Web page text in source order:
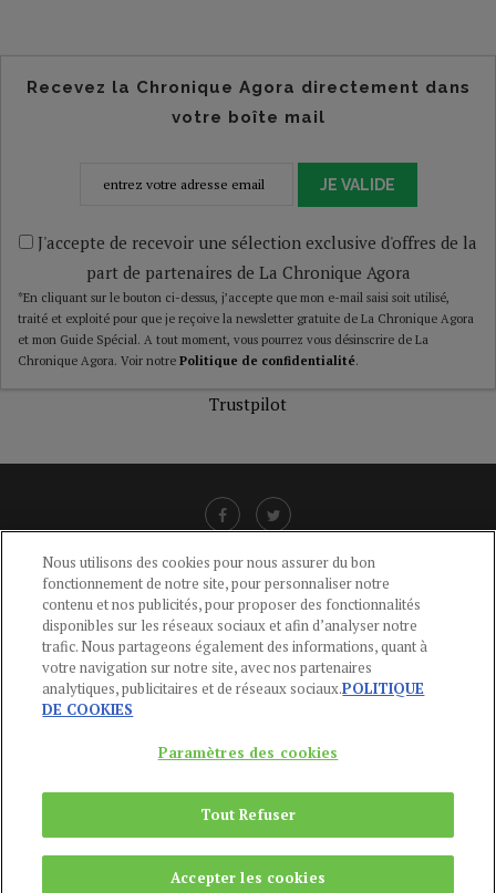
Recevez la Chronique Agora directement dans
votre boîte mail
JE VALIDE
J'accepte de recevoir une sélection exclusive d'offres de la
part de partenaires de La Chronique Agora
*En cliquant sur le bouton ci-dessus, j’accepte que mon e-mail saisi soit utilisé,
traité et exploité pour que je reçoive la newsletter gratuite de La Chronique Agora
et mon Guide Spécial. A tout moment, vous pourrez vous désinscrire de La
Chronique Agora. Voir notre Politique de confidentialité.
Trustpilot
CGU-POLITIQUE DE CONFIDENTIALITÉ -POLITIQUE DES COOKIES
MENTIONS LÉGALES -AIDE
CONTACT
01 44 59 91 11
Du Lundi au Vendredi, 9h-13h et 14h-17h
Copyright © 2024Publications Agora
Nous utilisons des cookies pour nous assurer du bon
fonctionnement de notre site, pour personnaliser notre
contenu et nos publicités, pour proposer des fonctionnalités
disponibles sur les réseaux sociaux et afin d’analyser notre
trafic. Nous partageons également des informations, quant à
votre navigation sur notre site, avec nos partenaires
analytiques, publicitaires et de réseaux sociaux.POLITIQUE
DE COOKIES
Paramètres des cookies
Tout Refuser
Accepter les cookies